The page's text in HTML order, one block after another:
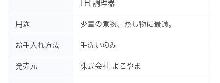
I H 調理器
用途 少量の煮物、蒸し物に最適。
お手入れ方法 手洗いのみ
発売元 株式会社 よこやま